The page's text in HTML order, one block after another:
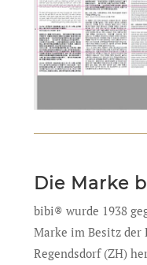
Die Marke
bibi® wurde 1938
Marke im Besitz der
Regendsdorf (ZH)